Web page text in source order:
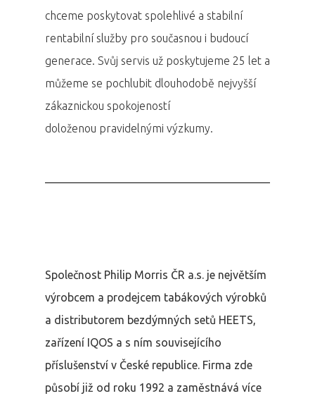
chceme poskytovat spolehlivé a stabilní
rentabilní služby pro současnou i budoucí
generace. Svůj servis už poskytujeme 25 let a
můžeme se pochlubit dlouhodobě nejvyšší
zákaznickou spokojeností
doloženou pravidelnými výzkumy.
Společnost Philip Morris ČR a.s. je největším
výrobcem a prodejcem tabákových výrobků
a distributorem bezdýmných setů HEETS,
zařízení IQOS a s ním souvisejícího
příslušenství v České republice. Firma zde
působí již od roku 1992 a zaměstnává více